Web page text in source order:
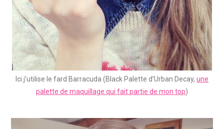
Ici j’utilise le fard Barracuda (Black Palette d’Urban Decay, une
palette de maquillage qui fait partie de mon top)